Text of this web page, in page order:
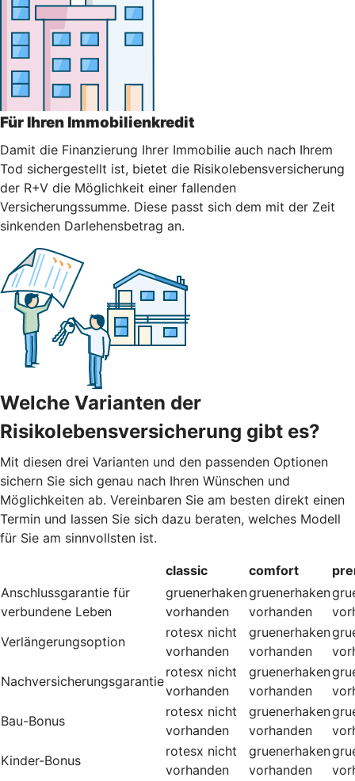
Für Ihren Immobilienkredit
Damit die Finanzierung Ihrer Immobilie auch nach Ihrem
Tod sichergestellt ist, bietet die Risikolebensversicherung
der R+V die Möglichkeit einer fallenden
Versicherungssumme. Diese passt sich dem mit der Zeit
sinkenden Darlehensbetrag an.
Welche Varianten der
Risikolebensversicherung gibt es?
Mit diesen drei Varianten und den passenden Optionen
sichern Sie sich genau nach Ihren Wünschen und
Möglichkeiten ab. Vereinbaren Sie am besten direkt einen
Termin und lassen Sie sich dazu beraten, welches Modell
für Sie am sinnvollsten ist.
classic comfort
Anschlussgarantie für
verbundene Leben
gruenerhaken
vorhanden
gruenerhaken
vorhanden
Verlängerungsoption
rotesx nicht
vorhanden
gruenerhaken
vorhanden
Nachversicherungsgarantie
rotesx nicht
vorhanden
gruenerhaken
vorhanden
Bau-Bonus
rotesx nicht
vorhanden
gruenerhaken
vorhanden
Kinder-Bonus
rotesx nicht
vorhanden
gruenerhaken
vorhanden